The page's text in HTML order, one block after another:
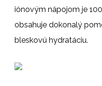
iónovým nápojom je
obsahuje dokonalý
bleskovú hydratáciu.